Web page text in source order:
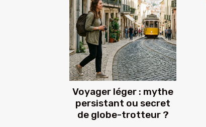
Voyager léger : mythe
persistant ou secret
de globe-trotteur ?